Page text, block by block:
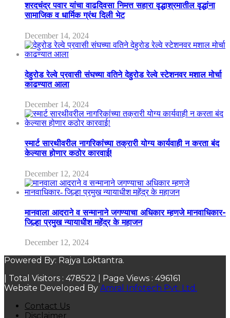
शरदचंद्र पवार यांचा वाढदिवसा निमत्त सहारा वृद्धाश्रमातील वृद्धांना
सामाजिक व धार्मिक ग्रंथ दिली भेट
December 14, 2024
देहुरोड रेल्वे प्रवासी संघच्या वतिने देहुरोड रेल्वे स्टेशनवर मशाल मोर्चा
काढण्यात आला
December 14, 2024
स्मार्ट सारथीवरील नागरिकांच्या तक्रारी योग्य कार्यवाही न करता बंद
केल्यास होणार कठोर कारवाई!
December 12, 2024
मानवाला आदराने व सन्मानाने जगण्याचा अधिकार म्हणजे मानवाधिकार-
जिल्हा प्रमुख न्यायाधीश महेंद्र के महाजन
December 12, 2024
Powered By: Rajya Loktantra.
| Total Visitors : 478522 | Page Views : 496161
Website Developed By Amral Infotech Pvt. Ltd.
Contact Us
Disclaimer